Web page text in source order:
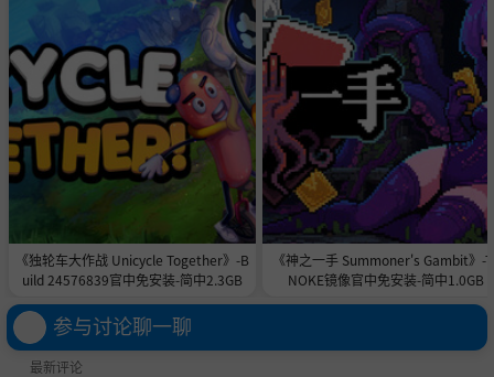
《独轮车大作战 Unicycle Together》-B
uild 24576839官中免安装-简中2.3GB
《神之一手 Summoner's Gambit》-
NOKE镜像官中免安装-简中1.0GB
参与讨论聊一聊
最新评论